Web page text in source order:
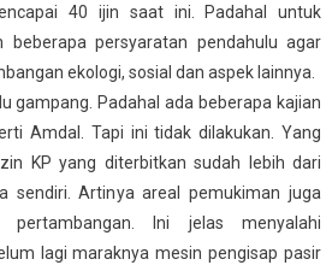
40 ijin saat ini. Padahal untuk
beberapa persyaratan pendahulu agar
ekologi, sosial dan aspek lainnya.
gampang. Padahal ada beberapa kajian
Amdal. Tapi ini tidak dilakukan. Yang
KP yang diterbitkan sudah lebih dari
sendiri. Artinya areal pemukiman juga
pertambangan. Ini jelas menyalahi
lagi maraknya mesin pengisap pasir